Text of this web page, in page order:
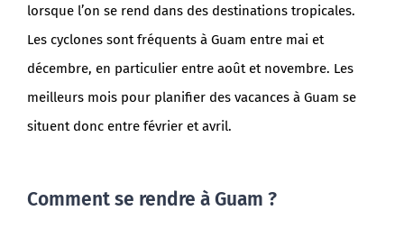
lorsque l’on se rend dans des destinations tropicales.
Les cyclones sont fréquents à Guam entre mai et
décembre, en particulier entre août et novembre. Les
meilleurs mois pour planifier des vacances à Guam se
situent donc entre février et avril.
Comment se rendre à Guam ?